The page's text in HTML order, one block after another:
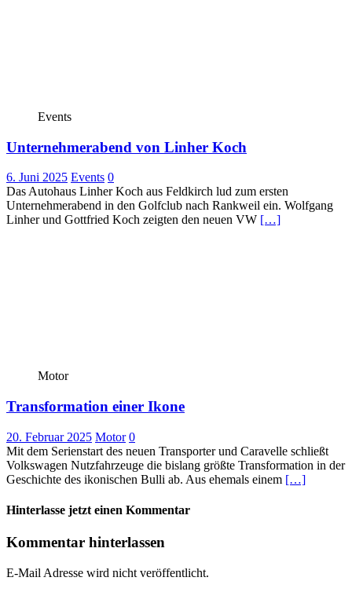
Events
Unternehmerabend von Linher Koch
6. Juni 2025 Events 0
Das Autohaus Linher Koch aus Feldkirch lud zum ersten
Unternehmerabend in den Golfclub nach Rankweil ein. Wolfgang
Linher und Gottfried Koch zeigten den neuen VW […]
Motor
Transformation einer Ikone
20. Februar 2025 Motor 0
Mit dem Serienstart des neuen Transporter und Caravelle schließt
Volkswagen Nutzfahrzeuge die bislang größte Transformation in der
Geschichte des ikonischen Bulli ab. Aus ehemals einem […]
Hinterlasse jetzt einen Kommentar
Kommentar hinterlassen
E-Mail Adresse wird nicht veröffentlicht.